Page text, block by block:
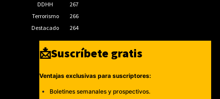
DDHH
267
Terrorismo
266
Destacado
264
📩Suscríbete gratis
Ventajas exclusivas para suscriptores:
Boletines semanales y prospectivos.